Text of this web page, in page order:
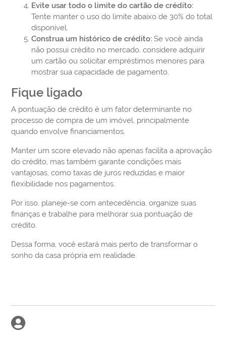
Evite usar todo o limite do cartão de crédito:
Tente manter o uso do limite abaixo de 30% do total
disponível.
Construa um histórico de crédito: Se você ainda
não possui crédito no mercado, considere adquirir
um cartão ou solicitar empréstimos menores para
mostrar sua capacidade de pagamento.
Fique ligado
A pontuação de crédito é um fator determinante no
processo de compra de um imóvel, principalmente
quando envolve financiamentos.
Manter um score elevado não apenas facilita a aprovação
do crédito, mas também garante condições mais
vantajosas, como taxas de juros reduzidas e maior
flexibilidade nos pagamentos.
Por isso, planeje-se com antecedência, organize suas
finanças e trabalhe para melhorar sua pontuação de
crédito.
Dessa forma, você estará mais perto de transformar o
sonho da casa própria em realidade.